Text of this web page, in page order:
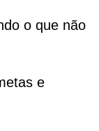
o que não
e